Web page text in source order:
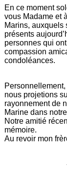
En ce moment
vous Madame et
Marins, auxquels
présents
personnes qui
compassion
condoléances.
nous projetions
rayonnement de
Marine dans
Notre amitié
mémoire.
Au revoir mon